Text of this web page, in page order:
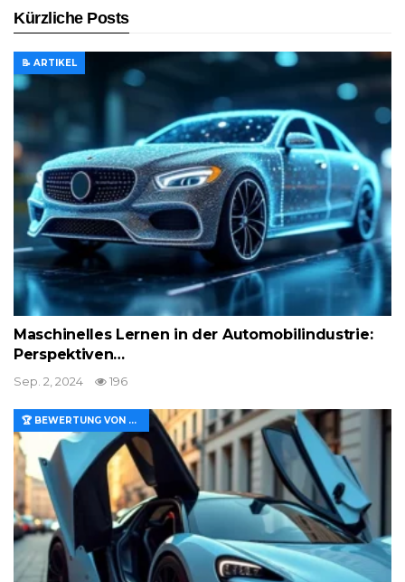
Kürzliche Posts
📝 ARTIKEL
Maschinelles Lernen in der Automobilindustrie:
Perspektiven…
Sep. 2, 2024 196
🏆 BEWERTUNG VON MERKMALEN UND WERT